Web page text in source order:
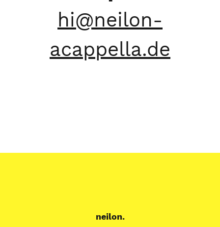
hi@neilon-
acappella.de
neilon.